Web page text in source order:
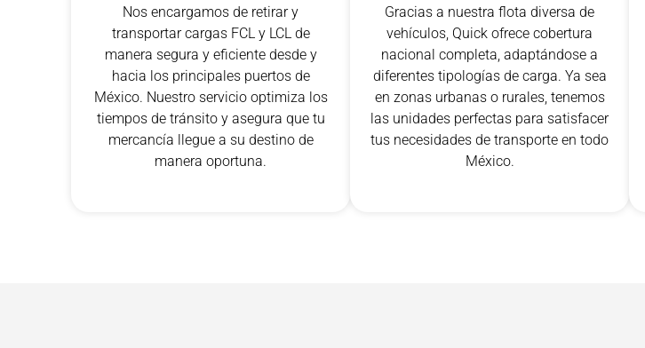
Nos encargamos de retirar y
transportar cargas FCL y LCL de
manera segura y eficiente desde y
hacia los principales puertos de
México. Nuestro servicio optimiza los
tiempos de tránsito y asegura que tu
mercancía llegue a su destino de
manera oportuna.
Gracias a nuestra flota diversa de
vehículos, Quick ofrece cobertura
nacional completa, adaptándose a
diferentes tipologías de carga. Ya sea
en zonas urbanas o rurales, tenemos
las unidades perfectas para satisfacer
tus necesidades de transporte en todo
México.